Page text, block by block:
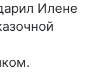
Илене